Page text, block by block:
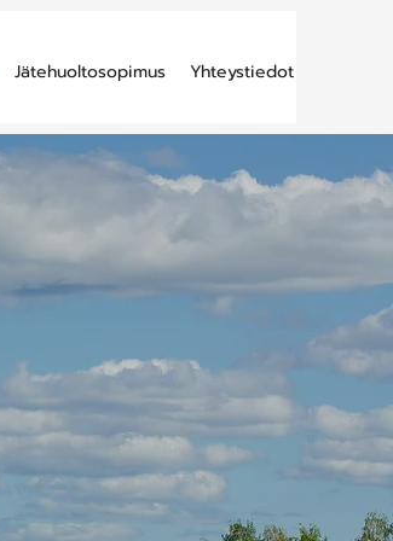
Jätehuoltosopimus Yhteystiedot